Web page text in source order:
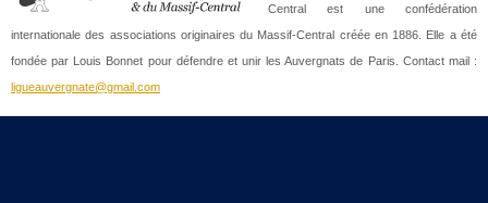
Central est une confédération
internationale des associations originaires du Massif-Central créée en 1886. Elle a été
fondée par Louis Bonnet pour défendre et unir les Auvergnats de Paris. Contact mail :
ligueauvergnate@gmail.com